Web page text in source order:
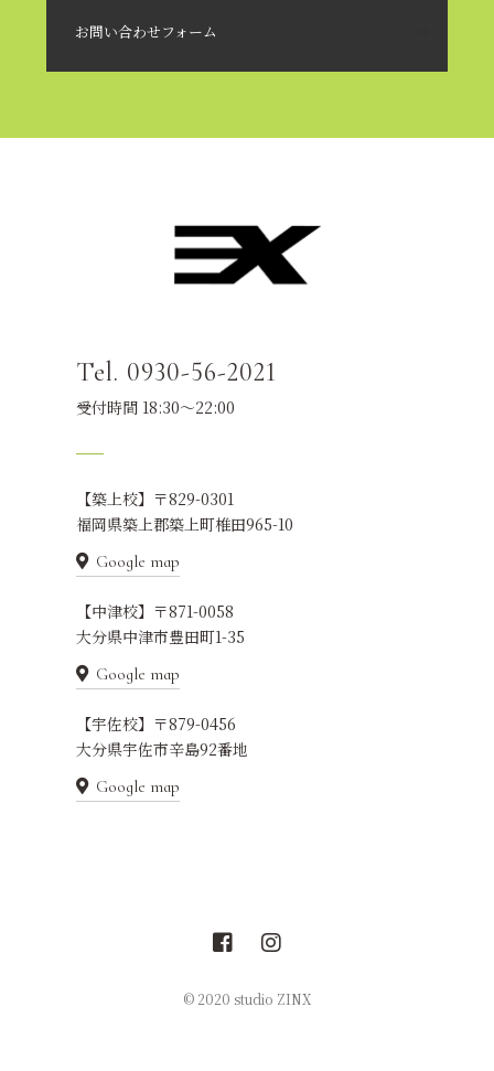
お問い合わせフォーム
Tel. 0930-56-2021
受付時間 18:30～22:00
【築上校】〒829-0301
福岡県築上郡築上町椎田965-10
Google map
【中津校】〒871-0058
大分県中津市豊田町1-35
Google map
【宇佐校】〒879-0456
大分県宇佐市辛島92番地
Google map
© 2020 studio ZINX